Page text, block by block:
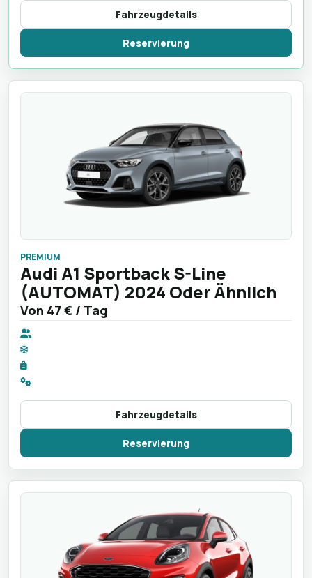
Fahrzeugdetails
Reservierung
PREMIUM
Audi A1 Sportback S-Line
(AUTOMAT) 2024 Oder Ähnlich
Von 47 € / Tag
Fahrzeugdetails
Reservierung